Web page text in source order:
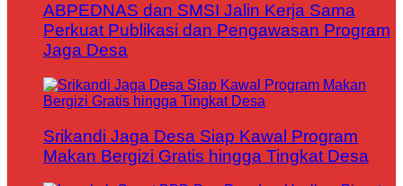
ABPEDNAS dan SMSI Jalin Kerja Sama
Perkuat Publikasi dan Pengawasan Program
Jaga Desa
Srikandi Jaga Desa Siap Kawal Program
Makan Bergizi Gratis hingga Tingkat Desa